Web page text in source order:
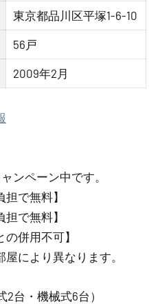
東京都品川区平塚1-6-10
56戸
2009年2月
ンペーン中です。
で無料】
で無料】
併用不可】
により異なります。
・機械式6台）